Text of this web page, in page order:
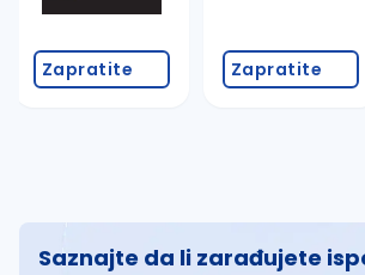
Zapratite Zapratite
Saznajte da li zarađujete